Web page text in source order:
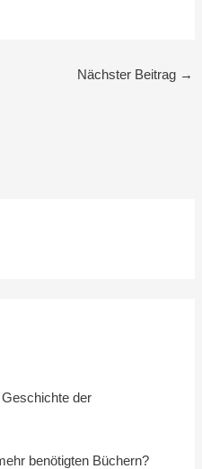
Nächster Beitrag →
der
benötigten Büchern?